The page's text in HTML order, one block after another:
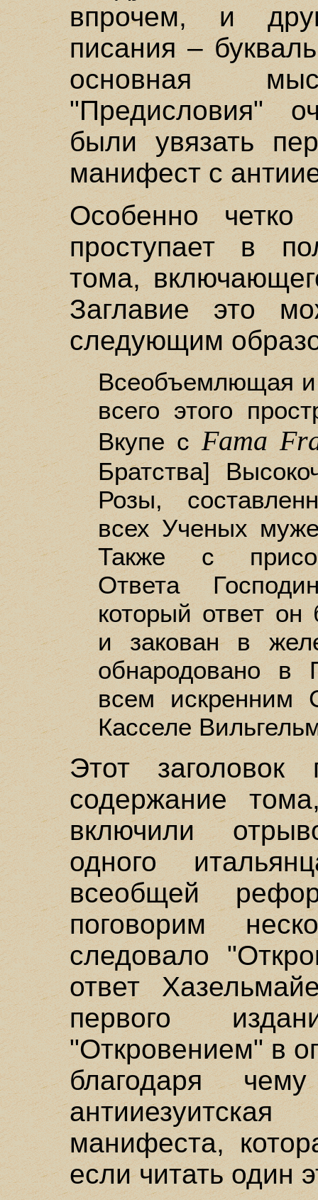
впрочем, и
писания –
основная
"Предисловия"
были увязать
манифест с
Особенно четко
проступает в
тома,
Заглавие это
следующим
Всеобъемлющая
всего этого
Вкупе с Fama
Братства]
Розы,
всех Ученых
Также с
Ответа
который ответ
и закован в
обнародовано в
всем искренним
Касселе
Этот заголовок
содержание
включили
одного
всеобщей
поговорим
следовало
ответ
первого
"Откровением" в
благодаря
манифеста,
если читать один